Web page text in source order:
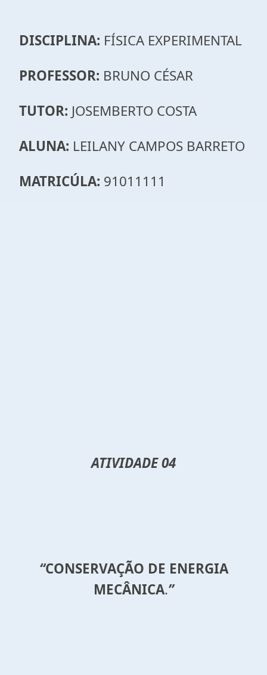
DISCIPLINA: FÍSICA EXPERIMENTAL
PROFESSOR: BRUNO CÉSAR
TUTOR: JOSEMBERTO COSTA
ALUNA: LEILANY CAMPOS BARRETO
MATRICÚLA: 91011111
ATIVIDADE 04
“CONSERVAÇÃO DE ENERGIA
MECÂNICA.”